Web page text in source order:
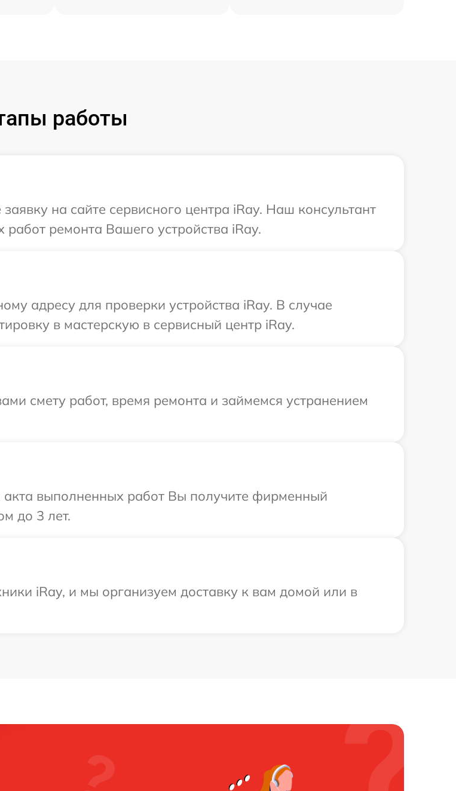
работы
на сайте сервисного центра iRay. Наш консультант
ремонта Вашего устройства iRay.
адресу для проверки устройства iRay. В случае
в мастерскую в сервисный центр iRay.
смету работ, время ремонта и займемся устранением
выполненных работ Вы получите фирменный
до 3 лет.
iRay, и мы организуем доставку к вам домой или в